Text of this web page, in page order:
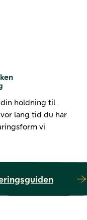
din holdning til
lang tid du har
vi